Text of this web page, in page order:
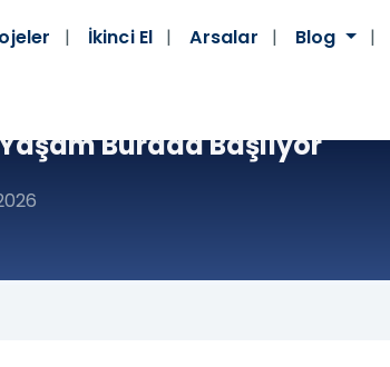
İkinci El Arsalar Blog
Burada Başlıyor